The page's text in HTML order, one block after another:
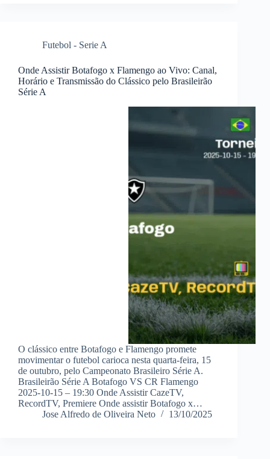
Futebol - Serie A
Onde Assistir Botafogo x Flamengo ao Vivo: Canal,
Horário e Transmissão do Clássico pelo Brasileirão
Série A
O clássico entre Botafogo e Flamengo promete
movimentar o futebol carioca nesta quarta-feira, 15
de outubro, pelo Campeonato Brasileiro Série A.
Brasileirão Série A Botafogo VS CR Flamengo
2025-10-15 – 19:30 Onde Assistir CazeTV,
RecordTV, Premiere Onde assistir Botafogo x…
Jose Alfredo de Oliveira Neto
13/10/2025